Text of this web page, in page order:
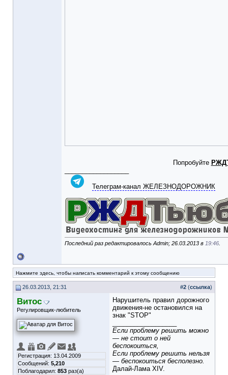
Попробуйте
Телеграм-канал ЖЕЛЕЗНОДОРОЖНИК
Последний раз редактировалось Admin; 26.03.2013 в 19:46
Нажмите здесь, чтобы написать комментарий к этому сообщению
26.03.2013, 21:31 #2 (ссылка)
Витос
Регулировщик-любитель
Регистрация: 13.04.2009
Сообщений: 5,210
Поблагодарил: 853 раз(а)
Нарушитель правил дорожного
движения-не остановился на
знак "STOP"
Если проблему решить можно
— не стоит о ней
беспокоиться,
Если проблему решить нельзя
— беспокоиться бесполезно.
Далай-Лама XIV.